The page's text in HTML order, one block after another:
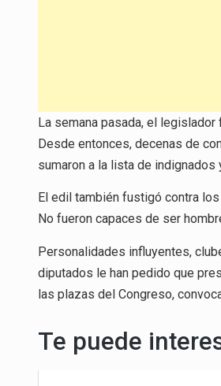
La semana pasada, el
Desde entonces, decenas de
sumaron a la lista de
El edil también fustigó contra
No fueron capaces de ser
Personalidades influyentes,
diputados le han pedido que
las plazas del Congreso,
Te puede